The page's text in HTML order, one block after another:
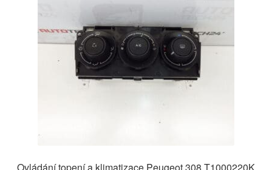
Ovládání topení a klimatizace Peugeot 308 T1000220K